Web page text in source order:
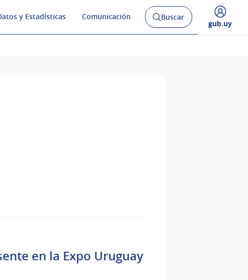
y Estadísticas Comunicación
Abrir
buscador
Buscar
Desplegar
gub.uy
en la Expo Uruguay